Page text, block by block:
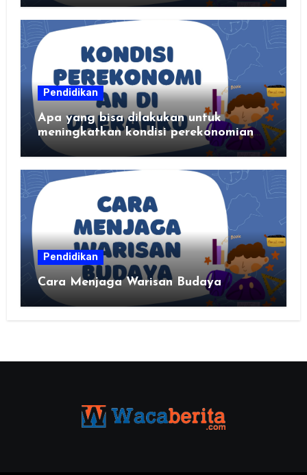
Pendidikan
Apa yang bisa dilakukan untuk
meningkatkan kondisi perekonomian
daerahku?
Pendidikan
Cara Menjaga Warisan Budaya